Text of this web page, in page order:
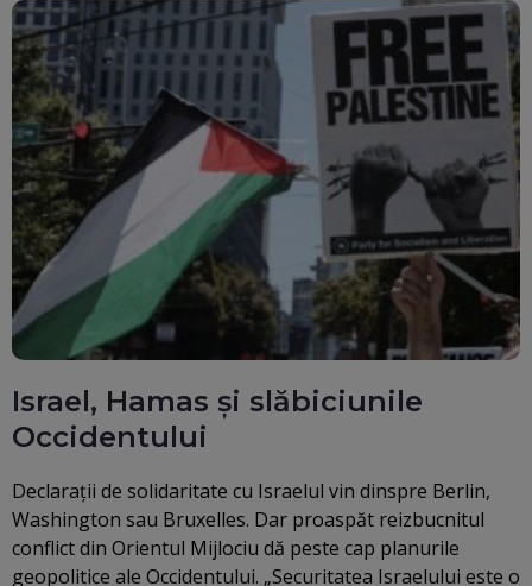
Israel, Hamas și slăbiciunile
Occidentului
Declarații de solidaritate cu Israelul vin dinspre Berlin,
Washington sau Bruxelles. Dar proaspăt reizbucnitul
conflict din Orientul Mijlociu dă peste cap planurile
geopolitice ale Occidentului. „Securitatea Israelului este o